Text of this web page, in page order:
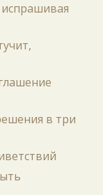
в три